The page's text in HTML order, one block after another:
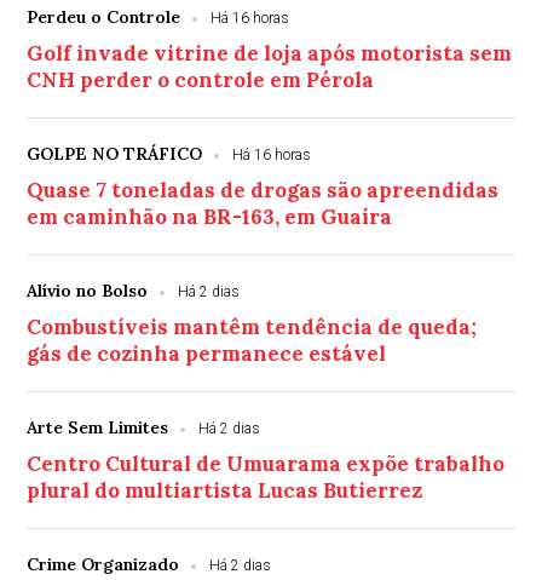
Perdeu o Controle Há 16 horas
Golf invade vitrine de loja após motorista sem
CNH perder o controle em Pérola
GOLPE NO TRÁFICO Há 16 horas
Quase 7 toneladas de drogas são apreendidas
em caminhão na BR-163, em Guaíra
Alívio no Bolso Há 2 dias
Combustíveis mantêm tendência de queda;
gás de cozinha permanece estável
Arte Sem Limites Há 2 dias
Centro Cultural de Umuarama expõe trabalho
plural do multiartista Lucas Butierrez
Crime Organizado Há 2 dias